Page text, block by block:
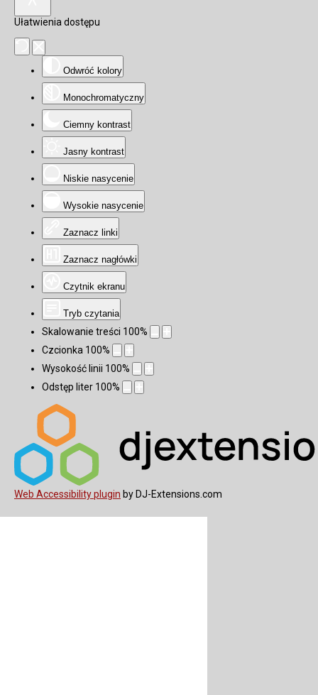
Ułatwienia dostępu
Odwróć kolory
Monochromatyczny
Ciemny kontrast
Jasny kontrast
Niskie nasycenie
Wysokie nasycenie
Zaznacz linki
Zaznacz nagłówki
Czytnik ekranu
Tryb czytania
Skalowanie treści 100%
Czcionka 100%
Wysokość linii 100%
Odstęp liter 100%
Web Accessibility plugin by DJ-Extensions.com